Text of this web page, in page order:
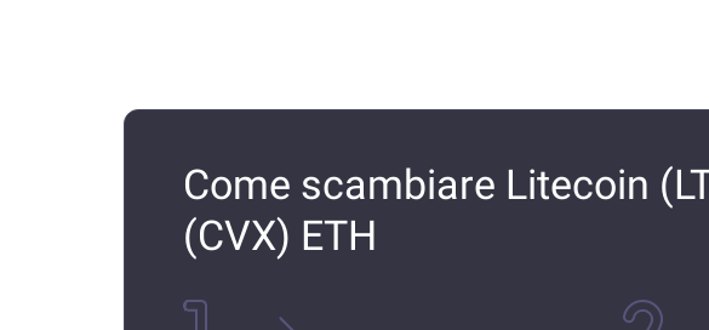
Come scambiare Litecoin
(CVX) ETH